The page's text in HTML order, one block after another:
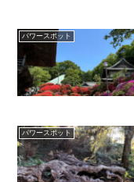
パワースポット
パワースポット